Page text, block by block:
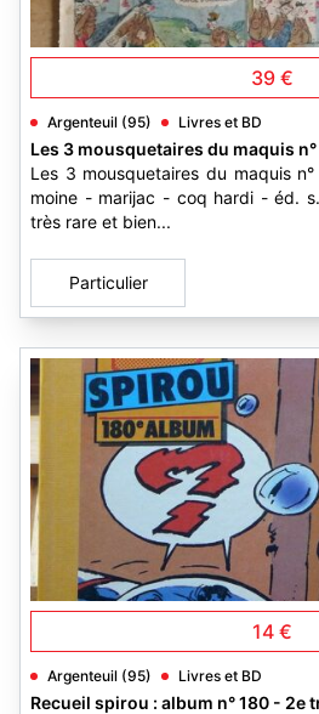
39 €
Argenteuil (95) Livres et BD
Les 3 mousquetaires du maquis
Les 3 mousquetaires du maquis
moine - marijac - coq hardi - éd.
très rare et bien...
Particulier
14 €
Argenteuil (95) Livres et BD
Recueil spirou : album n° 180 - 2e